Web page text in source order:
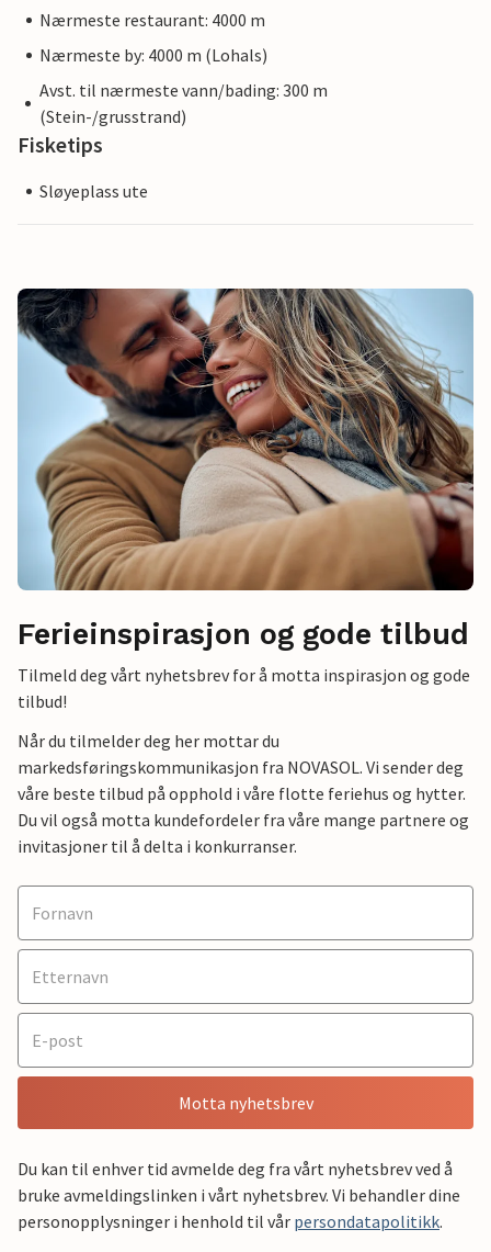
Nærmeste restaurant: 4000 m
Nærmeste by: 4000 m (Lohals)
Avst. til nærmeste vann/bading: 300 m
(Stein-/grusstrand)
Fisketips
Sløyeplass ute
Ferieinspirasjon og gode tilbud
Tilmeld deg vårt nyhetsbrev for å motta inspirasjon og gode
tilbud!
Når du tilmelder deg her mottar du
markedsføringskommunikasjon fra NOVASOL. Vi sender deg
våre beste tilbud på opphold i våre flotte feriehus og hytter.
Du vil også motta kundefordeler fra våre mange partnere og
invitasjoner til å delta i konkurranser.
Motta nyhetsbrev
Du kan til enhver tid avmelde deg fra vårt nyhetsbrev ved å
bruke avmeldingslinken i vårt nyhetsbrev. Vi behandler dine
personopplysninger i henhold til vår persondatapolitikk.